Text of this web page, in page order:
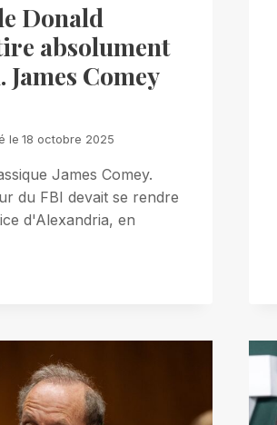
Donald
absolument
Comey
le 18 octobre 2025
James Comey.
du FBI devait se rendre
d'Alexandria, en